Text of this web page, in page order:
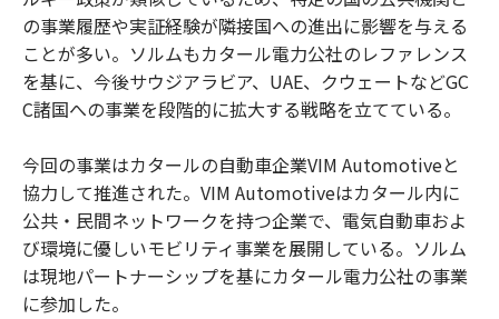
の事業履歴や実証経験が隣接国への進出に影響を与える
ことが多い。ソルムもカタール電力公社のレファレンス
を基に、今後サウジアラビア、UAE、クウェートなどGC
C諸国への事業を段階的に拡大する戦略を立てている。
今回の事業はカタールの自動車企業VIM Automotiveと
協力して推進された。VIM Automotiveはカタール内に
公共・民間ネットワークを持つ企業で、電気自動車およ
び環境に優しいモビリティ事業を展開している。ソルム
は現地パートナーシップを基にカタール電力公社の事業
に参加した。